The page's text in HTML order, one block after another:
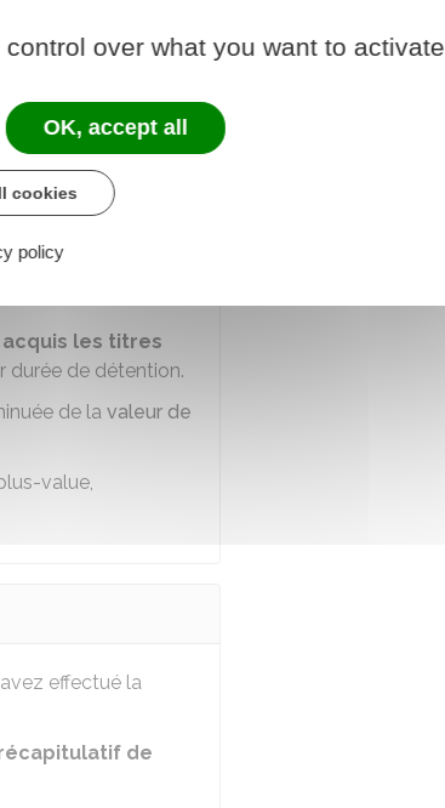
de
lors de votre
acquis les titres
durée de détention.
de la valeur de
value,
effectué la
de
over what you want to activate
OK, accept all
cookies
policy